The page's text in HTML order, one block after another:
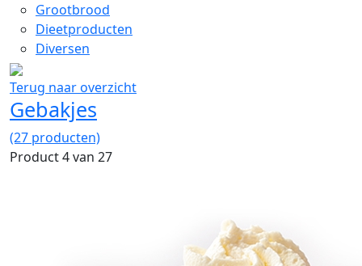
Grootbrood
Dieetproducten
Diversen
Terug naar overzicht
Gebakjes
(27 producten)
Product 4 van 27